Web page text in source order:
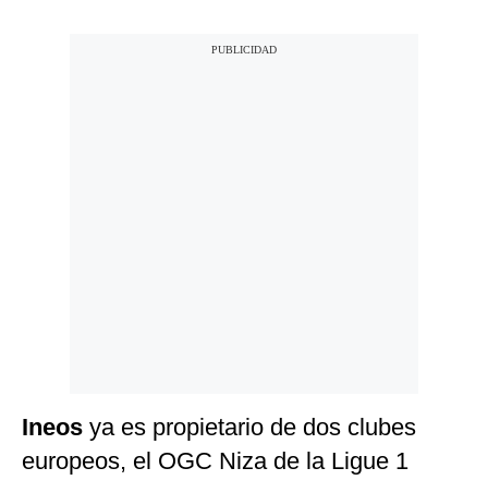
Ineos ya es propietario de dos clubes
europeos, el OGC Niza de la Ligue 1